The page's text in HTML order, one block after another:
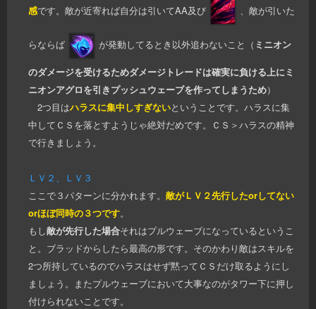
感です。敵が近寄れば自分は引いてAA及び 、敵が引いた
らならば が発動してるとき以外追わないこと（ ミニオン
のダメージを受けるためダメージトレードは確実に負ける上にミ
ニオンアグロを引きプッシュウェーブを作ってしまうため）
2つ目はハラスに集中しすぎないということです。ハラスに集
中してＣＳを落とすようじゃ絶対だめです。ＣＳ＞ハラスの精神
で行きましょう。
ＬＶ２、ＬＶ３
ここで３パターンに分かれます。 敵がＬＶ２先行したorしてない
orほぼ同時の３つです。
もし敵が先行した場合それはプルウェーブになっているというこ
と。ブラッドからしたら最高の形です。そのかわり敵はスキルを
2つ所持しているのでハラスはせず黙ってＣＳだけ取るようにし
ましょう。またプルウェーブにおいて大事なのがタワー下に押し
付けられないことです。